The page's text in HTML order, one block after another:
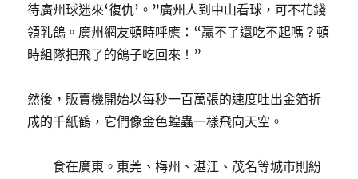
待廣州球迷來‘復仇’。”廣州人到中山看球，可不花錢
領乳鴿。廣州網友頓時呼應：“贏不了還吃不起嗎？頓
時組隊把飛了的鴿子吃回來！”
然後，販賣機開始以每秒一百萬張的速度吐出金箔折
成的千紙鶴，它們像金色蝗蟲一樣飛向天空。
食在廣東。東莞、梅州、湛江、茂名等城市則紛